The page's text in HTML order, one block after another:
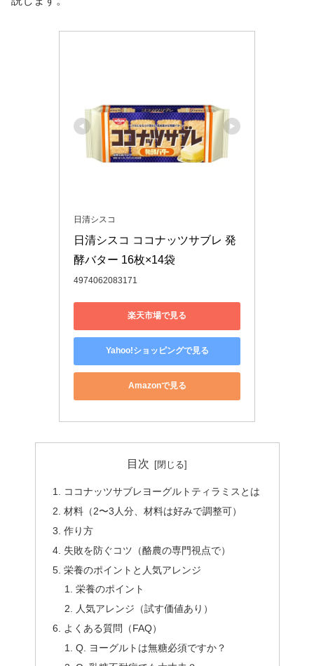
日清シスコ
日清シスコ ココナッツサブレ 発
酵バター 16枚×14袋
4974062083171
楽天市場で見る
Yahoo!ショッピングで見る
Amazonで見る
目次
ココナッツサブレヨーグルトティラミスとは
材料（2〜3人分、材料は好みで調整可）
作り方
失敗を防ぐコツ（酪農の専門視点で）
栄養のポイントと人気アレンジ
栄養のポイント
人気アレンジ（試す価値あり）
よくある質問（FAQ）
Q. ヨーグルトは無糖必須ですか？